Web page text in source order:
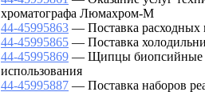
хроматографа Люмахром-М
44-45995863 — Поставка расходных
44-45995865 — Поставка
44-45995869 — Щипцы биопсийные
использования
44-45995887 — Поставка наборов